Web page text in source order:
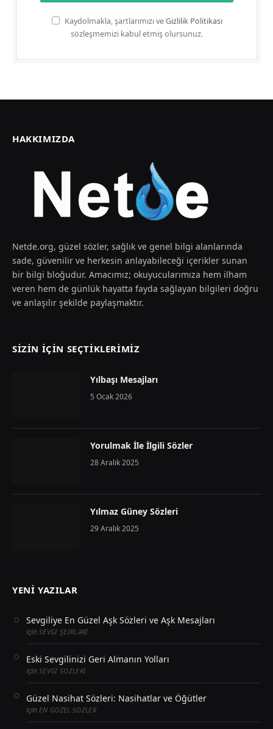
Kaydolmakla, şartlarımızı veGizlilik Politikası
sözleşmemizi kabul etmiş olursunuz.
HAKKIMIZDA
Netde.org, güzel sözler, sağlık ve genel bilgi alanlarında
sade, güvenilir ve herkesin anlayabileceği içerikler sunan
bir bilgi bloğudur. Amacımız; okuyucularımıza hem ilham
veren hem de günlük hayatta fayda sağlayan bilgileri doğru
ve anlaşılır şekilde paylaşmaktır.
SIZIN İÇIN SEÇTIKLERIMIZ
Yılbaşı Mesajları
5 Ocak 2026
Yorulmak İle İlgili Sözler
28 Aralık 2025
Yılmaz Güney Sözleri
29 Aralık 2025
YENI YAZILAR
Sevgiliye En Güzel Aşk Sözleri ve Aşk Mesajları
için SEVGI ŞEIRLƏRI
Eski Sevgilinizi Geri Almanın Yolları
için SEVGI SOZLERI
Güzel Nasihat Sözleri: Nasihatlar ve Öğütler
için EN GOZEL SOZLER